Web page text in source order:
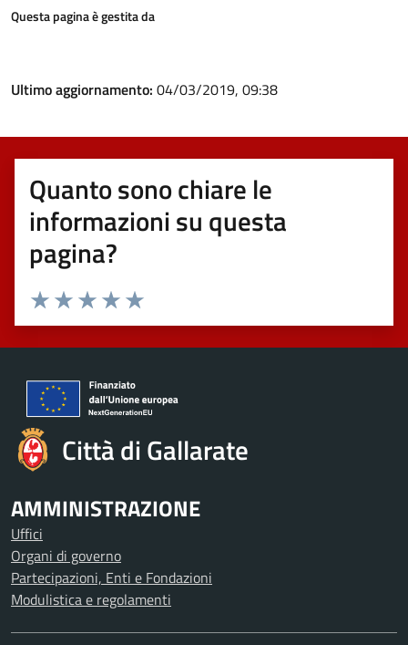
Questa pagina è gestita da
Ultimo aggiornamento: 04/03/2019, 09:38
Quanto sono chiare le
informazioni su questa
pagina?
Valuta 5 stelle su 5
Valuta 4 stelle su 5
Valuta 3 stelle su 5
Valuta 2 stelle su 5
Valuta 1 stelle su 5
Città di Gallarate
AMMINISTRAZIONE
Uffici
Organi di governo
Partecipazioni, Enti e Fondazioni
Modulistica e regolamenti